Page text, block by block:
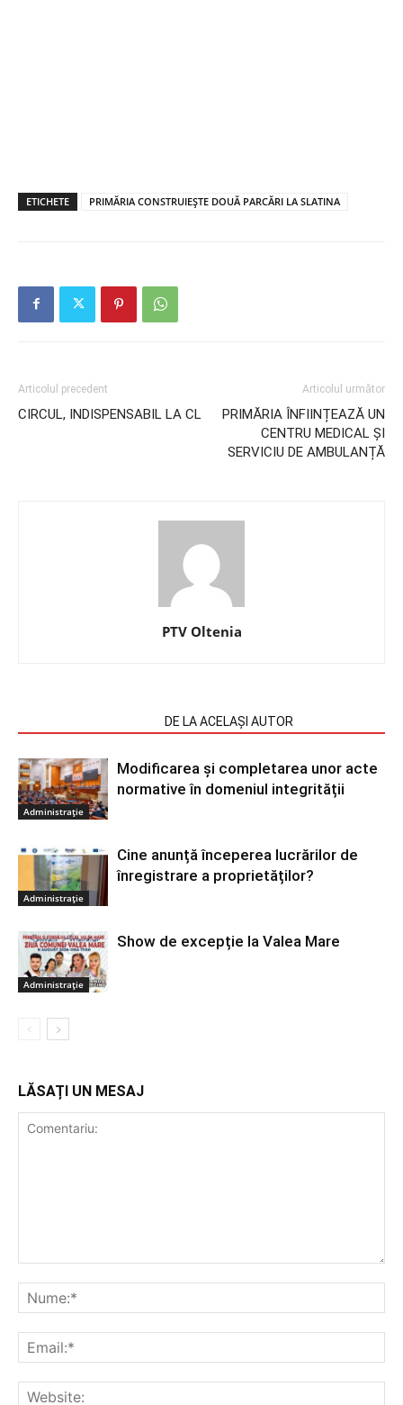
ETICHETE PRIMĂRIA CONSTRUIEȘTE DOUĂ PARCĂRI LA SLATINA
Articolul precedent
CIRCUL, INDISPENSABIL LA CL
Articolul următor
PRIMĂRIA ÎNFIINȚEAZĂ UN
CENTRU MEDICAL ȘI
SERVICIU DE AMBULANȚĂ
PTV Oltenia
DE LA ACELAȘI AUTOR
Administrație
Modificarea și completarea unor acte
normative în domeniul integrității
Administrație
Cine anunță începerea lucrărilor de
înregistrare a proprietăților?
Administrație
Show de excepție la Valea Mare
LĂSAȚI UN MESAJ